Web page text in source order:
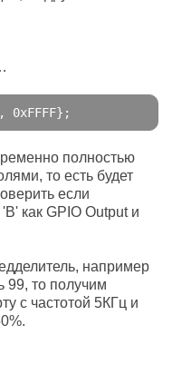
, 0xFFFF};
полностью
то есть будет
если
как GPIO Output и
например
99, то получим
с частотой 5КГц и